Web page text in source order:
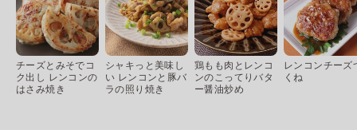
チーズとみそでコ
ク出し レンコンの
はさみ焼き
シャキっと美味し
い レンコンと豚バ
ラの照り焼き
鶏もも肉とレンコ
ンのこってりバタ
ー醤油炒め
レンコンチーズ
くね